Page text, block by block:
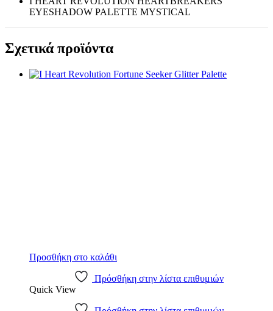
EYESHADOW PALETTE MYSTICAL
Σχετικά προϊόντα
Προσθήκη στο καλάθι
Πρόσθήκη στην λίστα επιθυμιών
Quick View